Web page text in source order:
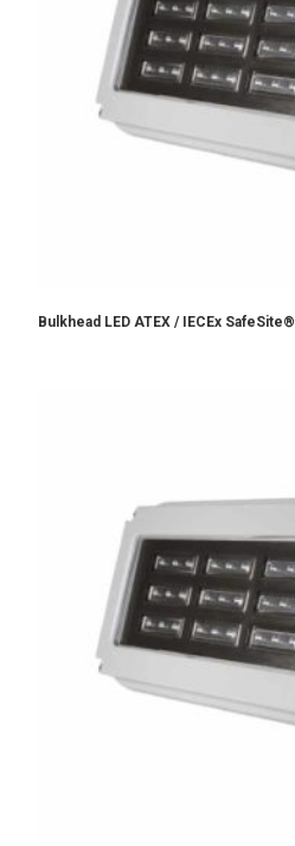
Bulkhead LED ATEX / IECEx SafeSite®